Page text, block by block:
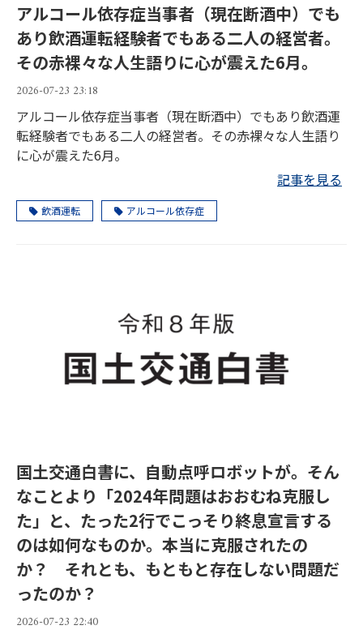
アルコール依存症当事者（現在断酒中）でも
あり飲酒運転経験者でもある二人の経営者。
その赤裸々な人生語りに心が震えた6月。
2026-07-23 23:18
アルコール依存症当事者（現在断酒中）でもあり飲酒運
転経験者でもある二人の経営者。その赤裸々な人生語り
に心が震えた6月。
記事を見る
飲酒運転 アルコール依存症
国土交通白書に、自動点呼ロボットが。そん
なことより「2024年問題はおおむね克服し
た」と、たった2行でこっそり終息宣言する
のは如何なものか。本当に克服されたの
か？ それとも、もともと存在しない問題だ
ったのか？
2026-07-23 22:40